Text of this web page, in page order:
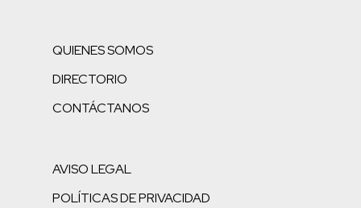
QUIENES SOMOS
DIRECTORIO
CONTÁCTANOS
AVISO LEGAL
POLÍTICAS DE PRIVACIDAD